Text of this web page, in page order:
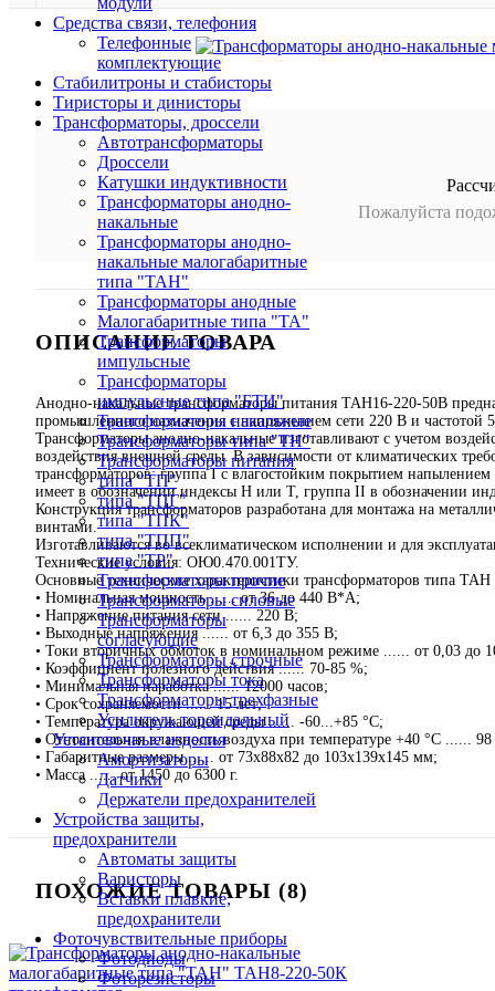
Средства связи, телефония
Телефонные
комплектующие
Стабилитроны и стабисторы
Тиристоры и динисторы
Трансформаторы, дроссели
Автотрансформаторы
Дроссели
Катушки индуктивности
Трансформаторы анодно-
накальные
Трансформаторы анодно-
накальные малогабаритные
типа "ТАН"
Трансформаторы анодные
Малогабаритные типа "ТА"
Трансформаторы
импульсные
Трансформаторы
импульсные типа "БТИ"
Трансформаторы накальные
Трансформаторы типа "ТН"
Трансформаторы питания
типа "ТП"
типа "ТПГ"
типа "ТПК"
типа "ТПП"
типа "ТР"
Трансформаторы прочие
Трансформаторы силовые
Трансформаторы
согласующие
Трансформаторы строчные
Трансформаторы тока
Трансформаторы трехфазные
Усилитель тороидальный
Установочные изделия
Амортизаторы
Датчики
Держатели предохранителей
Устройства защиты,
предохранители
Автоматы защиты
Варисторы
Вставки плавкие,
предохранители
Фоточувствительные приборы
Фотодиоды
Фоторезисторы
Пожалуйста
ОПИСАНИЕ ТОВАРА
Анодно-накальные трансформаторы питания ТАН16-220-50В
промышленного назначения с напряжением сети 220 В и частотой
Трансформаторы анодно-накальные изготавливают с учетом
воздействия внешней среды. В зависимости от климатических
трансформаторов: группа I с влагостойким покрытием
имеет в обозначении индексы Н или Т, группа II в обозначении
Конструкция трансформаторов разработана для монтажа на
винтами.
Изготавливаются во всеклиматическом исполнении и для
Технические условия: ОЮ0.470.001ТУ.
Основные технические характеристики трансформаторов типа
• Номинальная мощность ...... от 36 до 440 В*А;
• Напряжение питания сети ...... 220 В;
• Выходные напряжения ...... от 6,3 до 355 В;
• Токи вторичных обмоток в номинальном режиме ...... от 0,03 до
• Коэффициент полезного действия ...... 70-85 %;
• Минимальная наработка ...... 12000 часов;
• Срок сохраняемости ...... 15 лет;
• Температура окружающей среды ...... -60...+85 °С;
• Относительная влажность воздуха при температуре +40 °С ......
• Габаритные размеры ...... от 73х88х82 до 103х139х145 мм;
• Масса ...... от 1450 до 6300 г.
ПОХОЖИЕ ТОВАРЫ (8)